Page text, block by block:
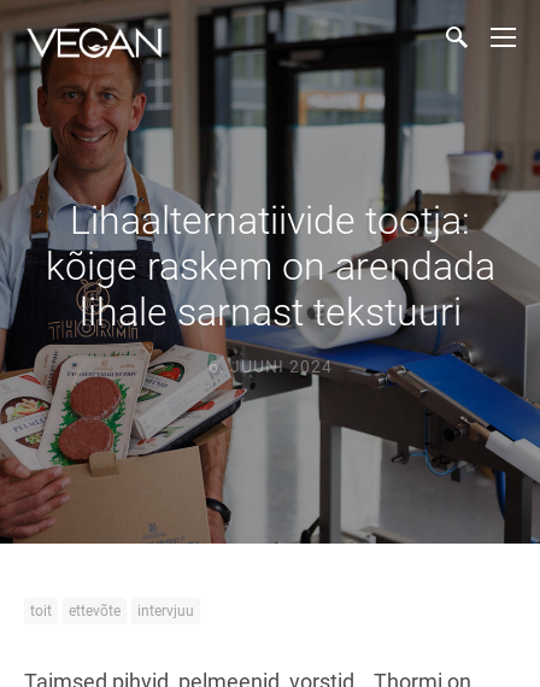
Lihaalternatiivide tootja:
kõige raskem on arendada
lihale sarnast tekstuuri
6. JUUNI 2024
toit ettevõte intervjuu
Taimsed pihvid, pelmeenid, vorstid… Thormi on